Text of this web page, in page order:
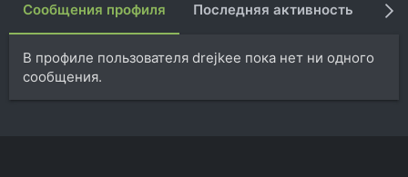
Сообщения профиля Последняя активность
В профиле пользователя drejkee пока нет ни одного
сообщения.